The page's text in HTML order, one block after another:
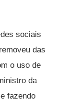
sociais
das
o uso de
da
fazendo